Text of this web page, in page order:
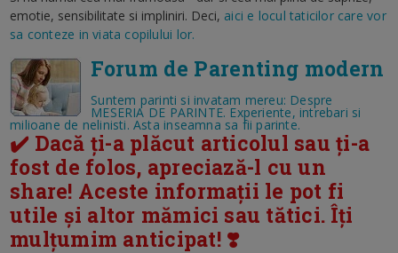
emotie, sensibilitate si impliniri. Deci, aici e locul taticilor care vor
sa conteze in viata copilului lor.
Forum de Parenting modern
Suntem parinti si invatam mereu: Despre
MESERIA DE PARINTE. Experiente, intrebari si
milioane de nelinisti. Asta inseamna sa fii parinte.
✔️ Dacă ți-a plăcut articolul sau ți-a
fost de folos, apreciază-l cu un
share! Aceste informații le pot fi
utile și altor mămici sau tătici. Îți
mulțumim anticipat! ❣️